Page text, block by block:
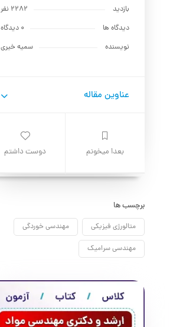
بازدید
2282 نفر
دیدگاه ها
0 دیدگاه
نویسنده
سمیه خیری
عناوین مقاله
بعدا میخونم دوست داشتم
برچسب ها
متالورژی فیزیکی مهندسی خوردگی
مهندسی سرامیک